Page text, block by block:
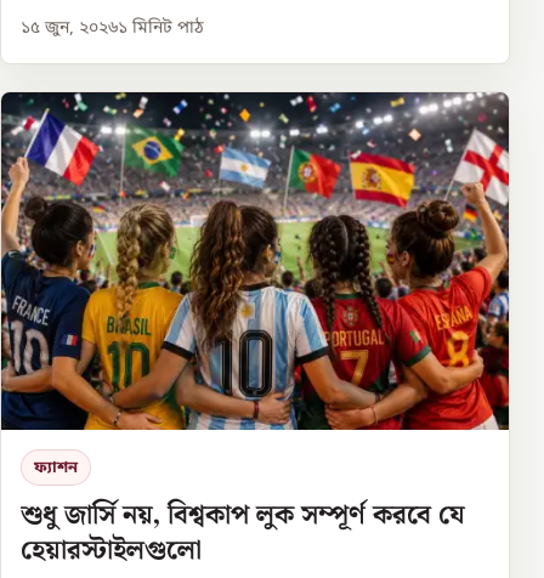
১৫ জুন, ২০২৬১ মিনিট পাঠ
ফ্যাশন
শুধু জার্সি নয়, বিশ্বকাপ লুক সম্পূর্ণ করবে যে
হেয়ারস্টাইলগুলো